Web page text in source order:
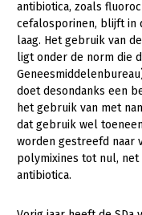
Platteland en
Mens,
Internationaal
Sectoren
Dier
Biologische
Plant
antibiotica, zoals
cefalosporinen, blijft in
laag. Het gebruik van
ligt onder de norm die
doet desondanks een
het gebruik van met
dat gebruik wel
worden gestreefd naar
polymixines tot nul,
antibiotica.